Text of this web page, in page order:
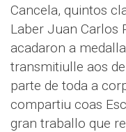
Cancela, quintos
Laber Juan Carlos
acadaron a
transmitiulle aos
parte de toda a
compartiu coas
gran traballo que